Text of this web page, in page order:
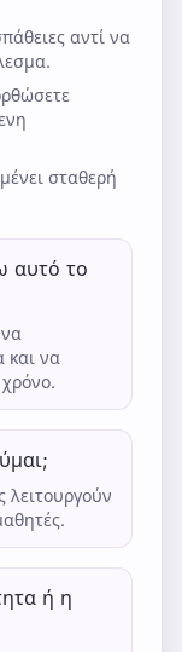
αντί να
σταθερή
αυτό το
και να
λειτουργούν
ή η